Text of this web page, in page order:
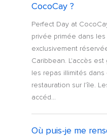
CocoCay ?
Perfect Day at
privée primée dans les
exclusivement
Caribbean. L'accès
les repas illimités
restauration sur l'île.
accéd...
Où puis-je me